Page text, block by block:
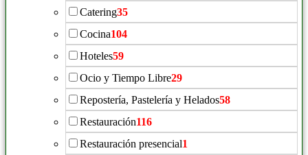
Catering35
Cocina104
Hoteles59
Ocio y Tiempo Libre29
Repostería, Pastelería y Helados58
Restauración116
Restauración presencial1